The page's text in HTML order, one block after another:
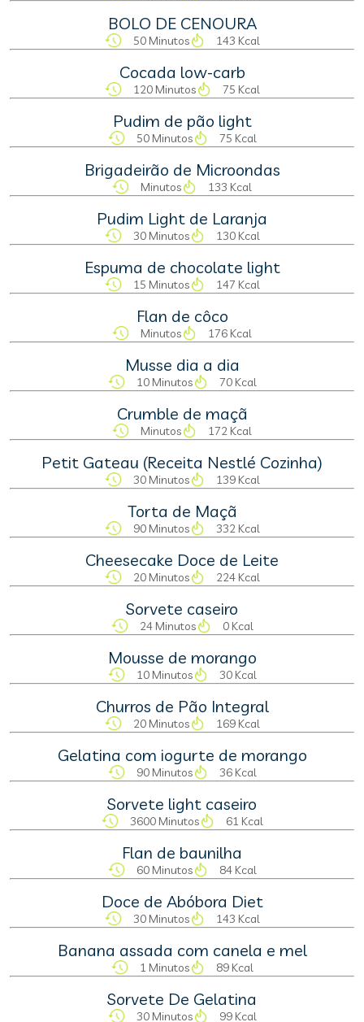
BOLO DE CENOURA
50 Minutos 143 Kcal
Cocada low-carb
120 Minutos 75 Kcal
Pudim de pão light
50 Minutos 75 Kcal
Brigadeirão de Microondas
Minutos 133 Kcal
Pudim Light de Laranja
30 Minutos 130 Kcal
Espuma de chocolate light
15 Minutos 147 Kcal
Flan de côco
Minutos 176 Kcal
Musse dia a dia
10 Minutos 70 Kcal
Crumble de maçã
Minutos 172 Kcal
Petit Gateau (Receita Nestlé Cozinha)
30 Minutos 139 Kcal
Torta de Maçã
90 Minutos 332 Kcal
Cheesecake Doce de Leite
20 Minutos 224 Kcal
Sorvete caseiro
24 Minutos 0 Kcal
Mousse de morango
10 Minutos 30 Kcal
Churros de Pão Integral
20 Minutos 169 Kcal
Gelatina com iogurte de morango
90 Minutos 36 Kcal
Sorvete light caseiro
3600 Minutos 61 Kcal
Flan de baunilha
60 Minutos 84 Kcal
Doce de Abóbora Diet
30 Minutos 143 Kcal
Banana assada com canela e mel
1 Minutos 89 Kcal
Sorvete De Gelatina
30 Minutos 99 Kcal